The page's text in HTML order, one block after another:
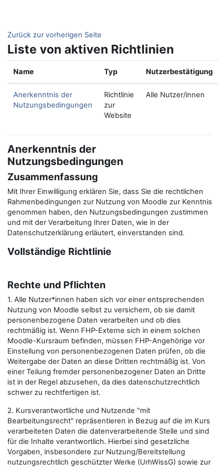
Zurück zur vorherigen Seite
Liste von aktiven Richtlinien
Name Typ Nutzerbestätigung
Anerkenntnis der
Nutzungsbedingungen
Richtlinie
zur
Website
Alle Nutzer/innen
Anerkenntnis der
Nutzungsbedingungen
Zusammenfassung
Mit Ihrer Einwilligung erklären Sie, dass Sie die rechtlichen
Rahmenbedingungen zur Nutzung von Moodle zur Kenntnis
genommen haben, den Nutzungsbedingungen zustimmen
und mit der Verarbeitung Ihrer Daten, wie in der
Datenschutzerklärung erläutert, einverstanden sind.
Vollständige Richtlinie
Rechte und Pflichten
1. Alle Nutzer*innen haben sich vor einer entsprechenden
Nutzung von Moodle selbst zu versichern, ob sie damit
personenbezogene Daten verarbeiten und ob dies
rechtmäßig ist. Wenn FHP-Externe sich in einem solchen
Moodle-Kursraum befinden, müssen FHP-Angehörige vor
Einstellung von personenbezogenen Daten prüfen, ob die
Weitergabe der Daten an diese Dritten rechtmäßig ist. Von
einer Teilung fremder personenbezogener Daten an Dritte
ist in der Regel abzusehen, da dies datenschutzrechtlich
schwer zu rechtfertigen ist.
2. Kursverantwortliche und Nutzende "mit
Bearbeitungsrecht" repräsentieren in Bezug auf die im Kurs
verarbeiteten Daten die datenverarbeitende Stelle und sind
für die Inhalte verantwortlich. Hierbei sind gesetzliche
Vorgaben, insbesondere zur Nutzung/Bereitstellung
nutzungsrechtlich geschützter Werke (UrhWissG) sowie zur